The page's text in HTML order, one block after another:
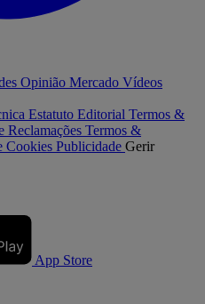
Opinião Mercado Vídeos
Estatuto Editorial Termos &
Reclamações Termos &
Cookies Publicidade Gerir
App Store